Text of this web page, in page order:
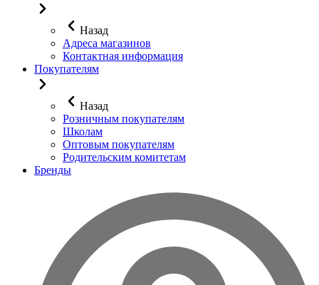
Назад
Адреса магазинов
Контактная информация
Покупателям
Назад
Розничным покупателям
Школам
Оптовым покупателям
Родительским комитетам
Бренды